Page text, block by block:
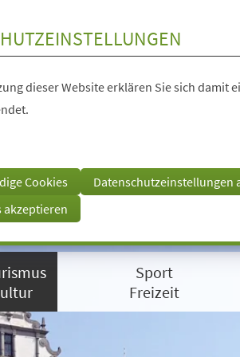
dieser Website erklären Sie sich damit
Cookies
Datenschutzeinstellungen
akzeptieren
Sport
Freizeit